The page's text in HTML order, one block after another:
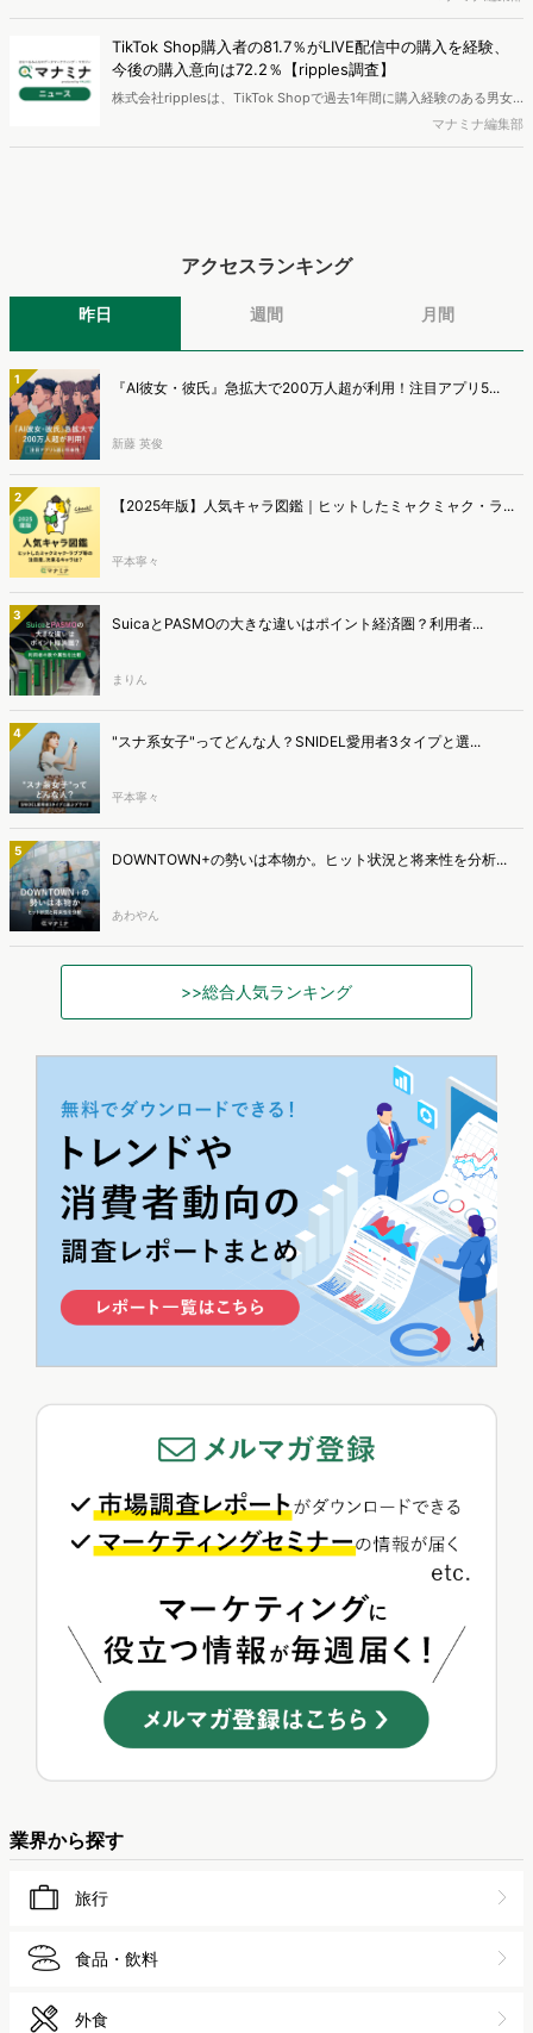
代）を対象に、メディア接触状況やAI・先進テクノロジーサービスの
利用状況を調査する「グローバル・メディア・テック調査2026」を
実施し、結果を公開しました。
TikTok Shop購入者の81.7％がLIVE配信中の購入を経験、
今後の購入意向は72.2％【ripples調査】
株式会社ripplesは、TikTok Shopで過去1年間に購入経験のある男女
を対象とした「TikTok Shop購入者実態調査2026」を実施し、結果を
公開しました。
マナミナ編集部
アクセスランキング
昨日 週間 月間
1 『AI彼女・彼氏』急拡大で200万人超が利用！注目アプリ5...
新藤 英俊
2 【2025年版】人気キャラ図鑑｜ヒットしたミャクミャク・ラ...
平本寧々
3 SuicaとPASMOの大きな違いはポイント経済圏？利用者...
まりん
4 "スナ系女子"ってどんな人？SNIDEL愛用者3タイプと選...
平本寧々
5 DOWNTOWN+の勢いは本物か。ヒット状況と将来性を分析...
あわやん
>>総合人気ランキング
業界から探す
旅行
食品・飲料
外食